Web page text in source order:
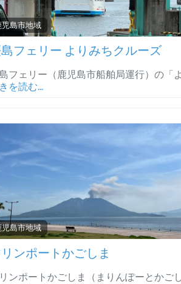
児島市地域
フェリー よりみちクルーズ
フェリー（鹿児島市船舶局運行）の「よ
を読む...
児島市地域
ンポートかごしま
ンポートかごしま（まりんぽーとかご